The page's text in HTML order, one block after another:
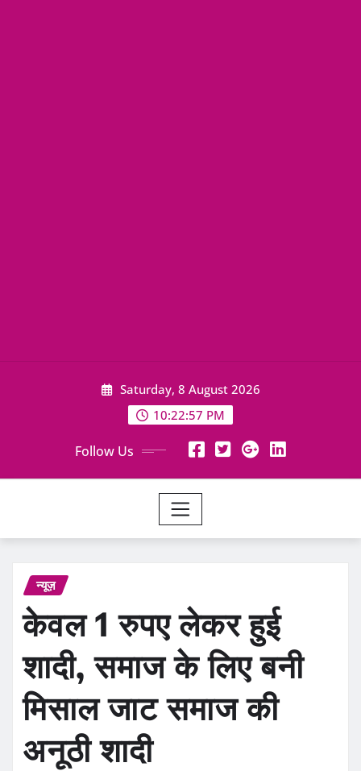
Saturday, 8 August 2026
10:22:59 PM
Follow Us
न्यूज़
केवल 1 रुपए लेकर हुई
शादी, समाज के लिए बनी
मिसाल जाट समाज की
अनूठी शादी